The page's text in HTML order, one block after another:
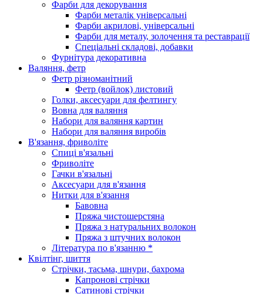
Фарби для декорування
Фарби металік універсальні
Фарби акрилові, універсальні
Фарби для металу, золочення та реставрації
Спеціальні складові, добавки
Фурнітура декоративна
Валяння, фетр
Фетр різноманітний
Фетр (войлок) листовий
Голки, аксесуари для фелтингу
Вовна для валяння
Набори для валяння картин
Набори для валяння виробів
В'язання, фриволіте
Спиці в'язальні
Фриволіте
Гачки в'язальні
Аксесуари для в'язання
Нитки для в'язання
Бавовна
Пряжа чистошерстяна
Пряжа з натуральних волокон
Пряжа з штучних волокон
Література по в'язанню *
Квілтінг, шиття
Стрічки, тасьма, шнури, бахрома
Капронові стрічки
Сатинові стрічки